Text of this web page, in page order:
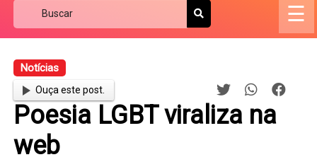
☰
Notícias
Ouça este post.
Poesia LGBT viraliza na
web